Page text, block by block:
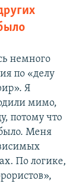
немного
по «делу
Я
мимо,
потому что
Меня
По логике,